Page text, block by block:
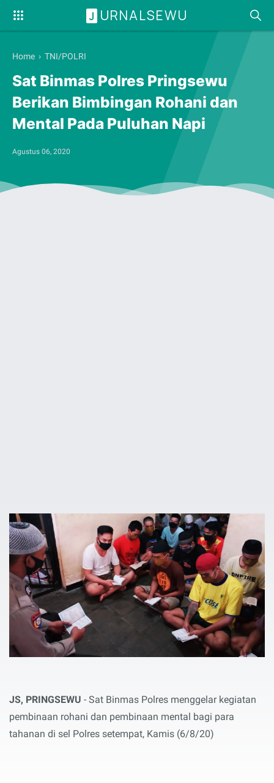
J URNALSEWU
Home › TNI/POLRI
Sat Binmas Polres Pringsewu
Berikan Bimbingan Rohani dan
Mental Pada Puluhan Napi
Agustus 06, 2020
JS, PRINGSEWU - Sat Binmas Polres menggelar kegiatan
pembinaan rohani dan pembinaan mental bagi para
tahanan di sel Polres setempat, Kamis (6/8/20)